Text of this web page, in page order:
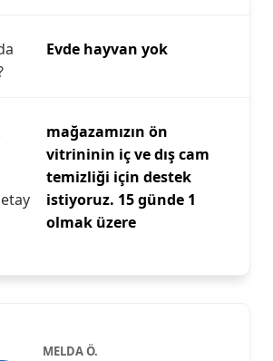
Evde hayvan yok
mağazamızın ön
vitrininin iç ve dış cam
temizliği için destek
istiyoruz. 15 günde 1
olmak üzere
MELDA Ö.